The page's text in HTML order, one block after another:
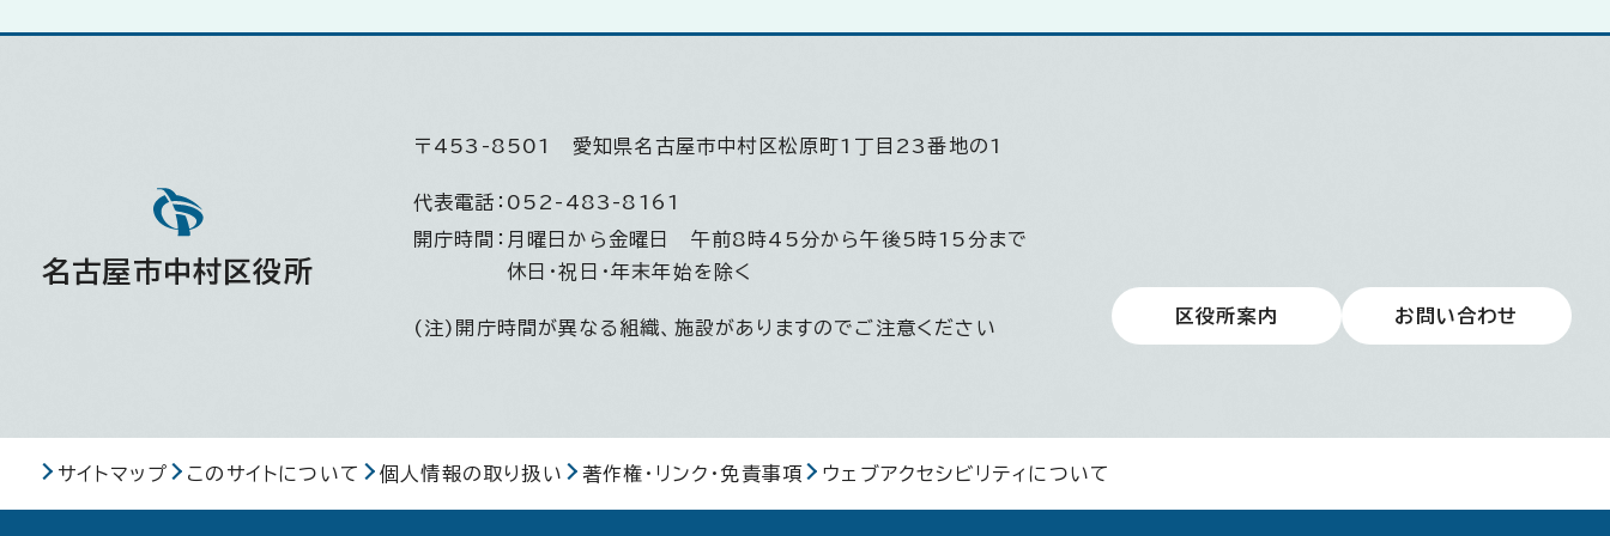
名古屋市中村区役所
〒453-8501 愛知県名古屋市中村区松原町1丁目23番地の1
代表電話： 052-483-8161
開庁時間： 月曜日から金曜日 午前8時45分から午後5時15分まで
休日・祝日・年末年始を除く
(注)開庁時間が異なる組織、施設がありますのでご注意ください
区役所案内 お問い合わせ
サイトマップ このサイトについて 個人情報の取り扱い 著作権・リンク・免責事項 ウェブアクセシビリティについて